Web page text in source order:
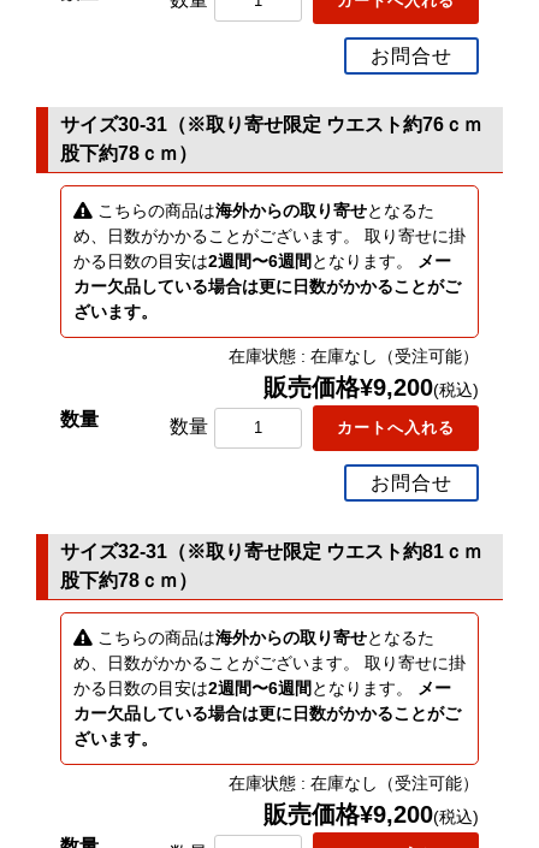
お問合せ
サイズ30-31（※取り寄せ限定 ウエスト約76ｃｍ
股下約78ｃｍ）
こちらの商品は海外からの取り寄せとなるた
め、日数がかかることがございます。 取り寄せに掛
かる日数の目安は2週間〜6週間 となります。
メー
カー欠品している場合は更に日数がかかることがご
ざいます。
在庫状態 : 在庫なし（受注可能）
販売価格¥9,200(税込)
数量
お問合せ
サイズ32-31（※取り寄せ限定 ウエスト約81ｃｍ
股下約78ｃｍ）
こちらの商品は海外からの取り寄せとなるた
め、日数がかかることがございます。 取り寄せに掛
かる日数の目安は2週間〜6週間 となります。
メー
カー欠品している場合は更に日数がかかることがご
ざいます。
在庫状態 : 在庫なし（受注可能）
販売価格¥9,200(税込)